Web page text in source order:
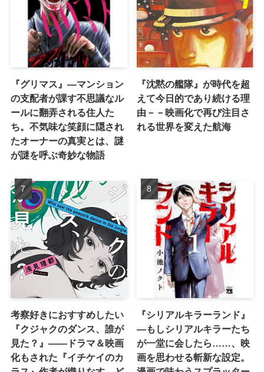
『グリマス』―マンション
の支配者が課す不思議なル
ールに翻弄される住人た
ち。不気味な笑顔に隠され
たオーナーの真実とは、謎
が謎を呼ぶ奇妙な物語
『沈黙の艦隊』が時代を超
えて今日的であり続ける理
由－－映画化で再び注目さ
れる世界を変えた航海
考察好きにおすすめしたい
『クジャクのダンス、誰が
見た？』――ドラマ＆映画
化もされた『イチケイのカ
『シリアルキラーランド』
―もしシリアルキラーたち
が一堂に会したら……、映
画を思わせる斬新な設定。